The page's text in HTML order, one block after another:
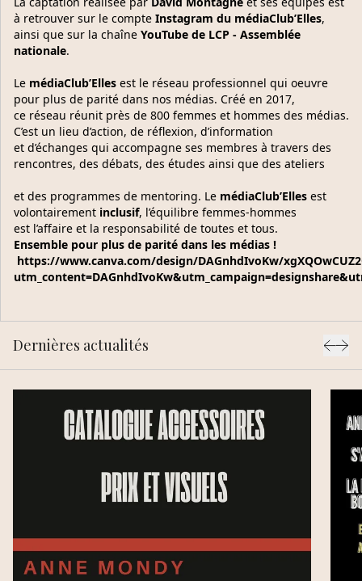
à retrouver sur le compte Instagram du médiaClub’Elles,
ainsi que sur la chaîne YouTube de LCP - Assemblée
nationale.
Le médiaClub’Elles est le réseau professionnel qui oeuvre
pour plus de parité dans nos médias. Créé en 2017,
ce réseau réunit près de 800 femmes et hommes des médias.
C’est un lieu d’action, de réflexion, d’information
et d’échanges qui accompagne ses membres à travers des
rencontres, des débats, des études ainsi que des ateliers
et des programmes de mentoring. Le médiaClub’Elles est
volontairement inclusif, l’équilibre femmes-hommes
est l’affaire et la responsabilité de toutes et tous.
Ensemble pour plus de parité dans les médias !
https://www.canva.com/design/DAGnhdIvoKw/
Dernières actualités